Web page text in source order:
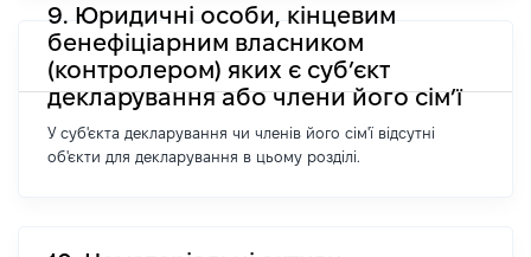
9. Юридичні особи, кінцевим
бенефіціарним власником
(контролером) яких є суб’єкт
декларування або члени його сім’ї
У суб'єкта декларування чи членів його сім'ї відсутні
об'єкти для декларування в цьому розділі.